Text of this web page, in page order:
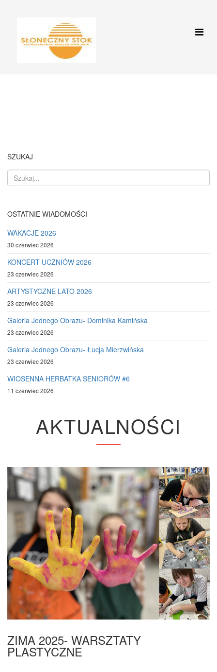
SZUKAJ
OSTATNIE WIADOMOŚCI
WAKACJE 2026
30 czerwiec 2026
KONCERT UCZNIÓW 2026
23 czerwiec 2026
ARTYSTYCZNE LATO 2026
23 czerwiec 2026
Galeria Jednego Obrazu- Dominika Kamińska
23 czerwiec 2026
Galeria Jednego Obrazu- Łucja Mierzwińska
23 czerwiec 2026
WIOSENNA HERBATKA SENIORÓW #6
11 czerwiec 2026
AKTUALNOŚCI
ZIMA 2025- WARSZTATY
PLASTYCZNE